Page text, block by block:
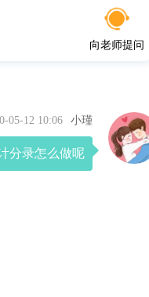
向老师提问
05-12 10:06 小瑾
分录怎么做呢